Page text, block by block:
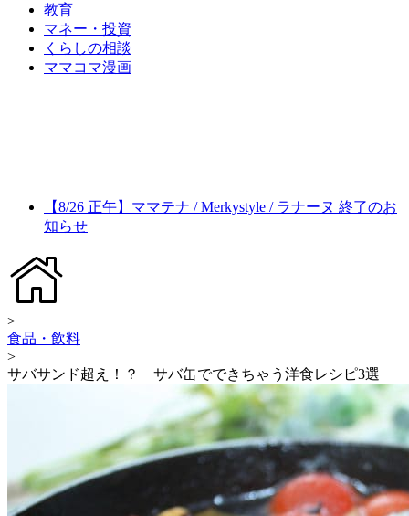
教育
マネー・投資
くらしの相談
ママコマ漫画
【8/26 正午】ママテナ / Merkystyle / ラナーヌ 終了のお
知らせ
>
食品・飲料
>
サバサンド超え！？ サバ缶でできちゃう洋食レシピ3選